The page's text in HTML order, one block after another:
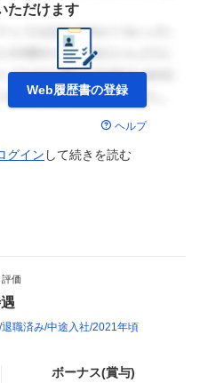
ただけます
Web履歴書の登録
ヘルプ
グイン して続きを読む
価
退職済み 中途入社 2021年頃
ボーナス(賞与)